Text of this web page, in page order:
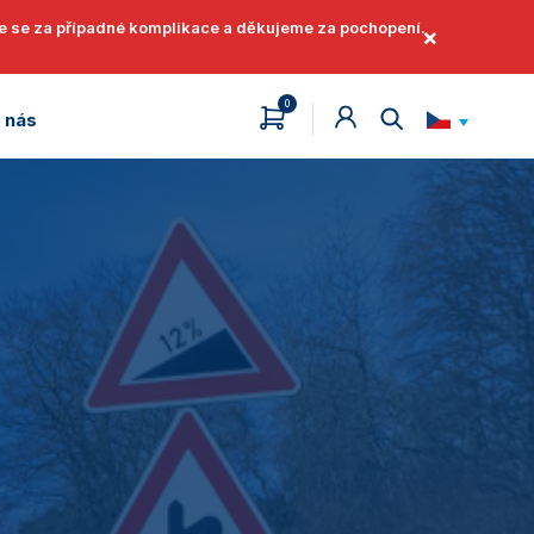
se za případné komplikace a děkujeme za pochopení.×
Jak získat identifikátor
Jak získat identifikátor
nás
0